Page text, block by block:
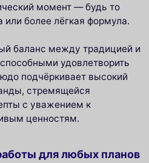
момент — будь то
более лёгкая формула.
баланс между традицией и
удовлетворить
подчёркивает высокий
стремящейся
с уважением к
ценностям.
для любых планов